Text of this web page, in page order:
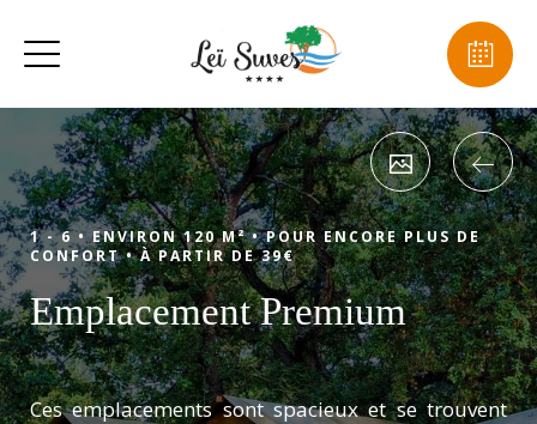
1 - 6 •ENVIRON 120 M² •POUR ENCORE PLUS DE
CONFORT •À PARTIR DE 39€
Emplacement Premium
Ces emplacements sont spacieux et se trouvent